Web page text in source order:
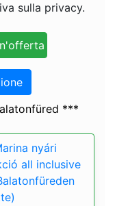
sulla privacy.
***
nyári
all inclusive